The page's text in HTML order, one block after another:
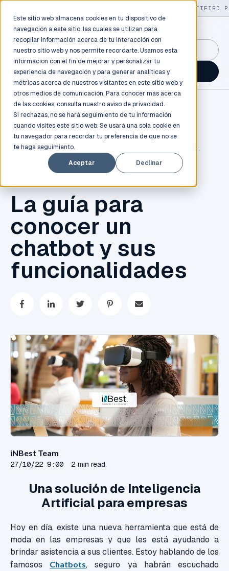
Este sitio web almacena cookies en tu dispositivo de
navegación a este sitio, las cuales se utilizan para
recopilar información acerca de tu interacción con
nuestro sitio web y nos permite recordarte. Usamos esta
información con el fin de mejorar y personalizar tu
experiencia de navegación y para generar analíticas y
métricas acerca de nuestros visitantes en este sitio web y
otros medios de comunicación. Para conocer más acerca
de las cookies, consulta nuestro aviso de privacidad.
Si rechazas, no se hará seguimiento de tu información
cuando visites este sitio web. Se usará una sola cookie en
tu navegador para recordar tu preferencia de que no se
te haga seguimiento.
Aceptar
Declinar
130+ CERTIFIED
GuidancePlex →
Talk to an engineer →
CHATBOT , BUSINESS INTELLIGENCE
ATENCION AL CLIENTE
La guía para
conocer un
chatbot y sus
funcionalidades
iNBest Team
27/10/22 9:00 2 min read.
Una solución de Inteligencia
Artificial para empresas
Hoy en día, existe una nueva herramienta que está de
moda en las empresas y que les está ayudando a
brindar asistencia a sus clientes. Estoy hablando de los
famosos Chatbots, seguro ya habrán escuchado